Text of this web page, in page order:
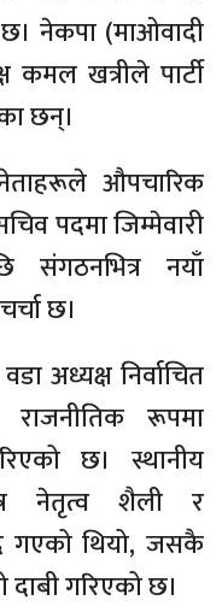
नेकपा (माओवादी
कमल खत्रीले पार्टी
छन्।
नेताहरूले औपचारिक
पदमा जिम्मेवारी
संगठनभित्र नयाँ
छ।
अध्यक्ष निर्वाचित
रूपमा
छ। स्थानीय
नेतृत्व शैली र
गएको थियो, जसकै
गरिएको छ।